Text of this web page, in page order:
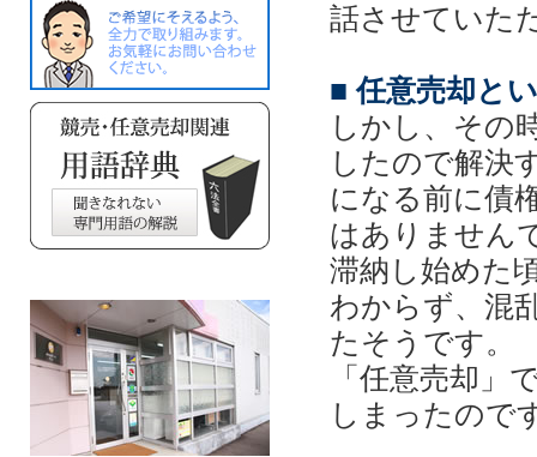
話させていた
■ 任意売却と
しかし、その
したので解決
になる前に債
はありません
滞納し始めた
わからず、混
たそうです。
「任意売却」
しまったので